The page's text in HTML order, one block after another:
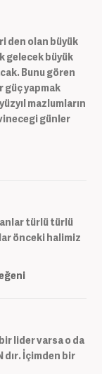
den olan büyük
gelecek büyük
Bunu gören
güç yapmak
mazlumların
günler
türlü türlü
önceki halimiz
lider varsa o da
dır. İçimden bir